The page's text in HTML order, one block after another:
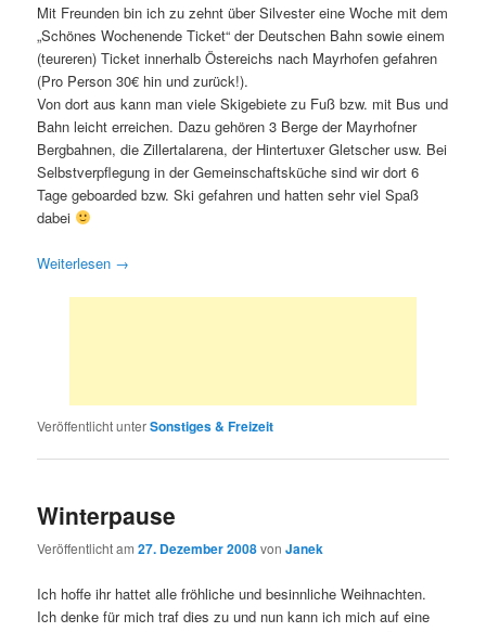
Mit Freunden bin ich zu zehnt über Silvester eine Woche mit dem
„Schönes Wochenende Ticket“ der Deutschen Bahn sowie einem
(teureren) Ticket innerhalb Östereichs nach Mayrhofen gefahren
(Pro Person 30€ hin und zurück!).
Von dort aus kann man viele Skigebiete zu Fuß bzw. mit Bus und
Bahn leicht erreichen. Dazu gehören 3 Berge der Mayrhofner
Bergbahnen, die Zillertalarena, der Hintertuxer Gletscher usw. Bei
Selbstverpflegung in der Gemeinschaftsküche sind wir dort 6
Tage geboarded bzw. Ski gefahren und hatten sehr viel Spaß
dabei
Weiterlesen →
Veröffentlicht unterSonstiges & Freizeit
Winterpause
Veröffentlicht am27. Dezember 2008vonJanek
Ich hoffe ihr hattet alle fröhliche und besinnliche Weihnachten.
Ich denke für mich traf dies zu und nun kann ich mich auf eine